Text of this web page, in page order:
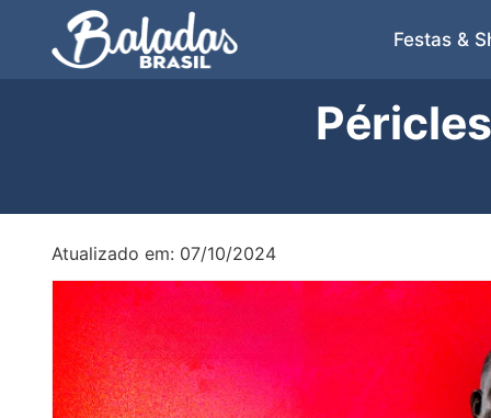
Festas &
Atualizado em: 07/10/2024